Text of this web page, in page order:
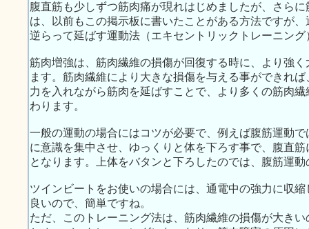
腹直筋も少しずつ筋肉痛が現れはじめましたが、さら
は、以前もこの掲示板に書いたことがある方法ですが
逆らって延ばす運動法（エキセントリックトレーニング
筋肉増強は、筋肉繊維の損傷が回復する時に、より強
ます。筋肉繊維により大きな損傷を与える事ができれ
力を入れながら筋肉を延ばすことで、より多くの筋肉
わります。
一般の運動の場合にはコツが必要で、例えば腹筋運動
に意識を集中させ、ゆっくりと体を下ろす事で、腹直
となります。上体をバタンと下ろしたのでは、腹筋運
ツインビートをお使いの場合には、通電中の強力に収
良いので、簡単ですね。
ただ、このトレーニング法は、筋肉繊維の損傷が大き